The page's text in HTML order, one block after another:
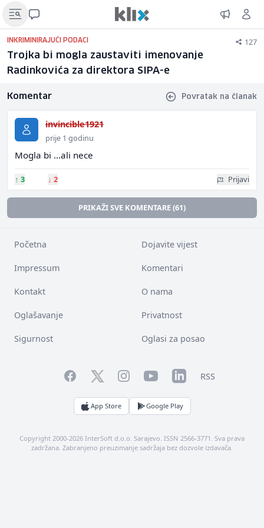
INKRIMINIRAJUĆI PODACI 127
Trojka bi mogla zaustaviti imenovanje
Radinkovića za direktora SIPA-e
Komentar Povratak na članak
invincible1921
prije 1 godinu
Mogla bi ...ali nece
↑ 3 ↓ 2 Prijavi
PRIKAŽI SVE KOMENTARE (61)
Početna Dojavite vijest
Impressum Komentari
Kontakt O nama
Oglašavanje Privatnost
Sigurnost Oglasi za posao
FacebookTwitterInstagramYouTubeLinkedInRSS
App Store Google Play
Copyright 2000-2026 InterSoft d.o.o. Sarajevo. ISSN 2566-3771. Sva prava
zadržana. Zabranjeno preuzimanje sadržaja bez dozvole izdavača.